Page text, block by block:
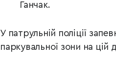
Ганчак.
У патрульній поліції
паркувальної зони на цій